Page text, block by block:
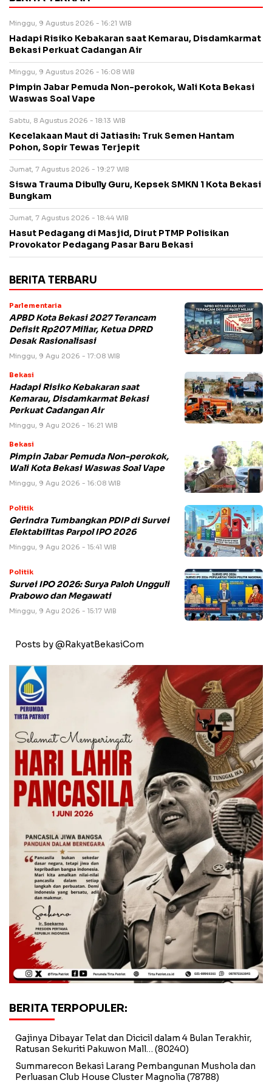
Minggu, 9 Agustus 2026 - 16:21 WIB
Hadapi Risiko Kebakaran saat Kemarau, Disdamkarmat
Bekasi Perkuat Cadangan Air
Minggu, 9 Agustus 2026 - 16:08 WIB
Pimpin Jabar Pemuda Non-perokok, Wali Kota Bekasi
Waswas Soal Vape
Sabtu, 8 Agustus 2026 - 18:13 WIB
Kecelakaan Maut di Jatiasih: Truk Semen Hantam
Pohon, Sopir Tewas Terjepit
Jumat, 7 Agustus 2026 - 19:27 WIB
Siswa Trauma Dibully Guru, Kepsek SMKN 1 Kota Bekasi
Bungkam
Jumat, 7 Agustus 2026 - 18:44 WIB
Hasut Pedagang di Masjid, Dirut PTMP Polisikan
Provokator Pedagang Pasar Baru Bekasi
BERITA TERBARU
Parlementaria
APBD Kota Bekasi 2027 Terancam
Defisit Rp207 Miliar, Ketua DPRD
Desak Rasionalisasi
Minggu, 9 Agu 2026 - 17:08 WIB
Bekasi
Hadapi Risiko Kebakaran saat
Kemarau, Disdamkarmat Bekasi
Perkuat Cadangan Air
Minggu, 9 Agu 2026 - 16:21 WIB
Bekasi
Pimpin Jabar Pemuda Non-perokok,
Wali Kota Bekasi Waswas Soal Vape
Minggu, 9 Agu 2026 - 16:08 WIB
Politik
Gerindra Tumbangkan PDIP di Survei
Elektabilitas Parpol IPO 2026
Minggu, 9 Agu 2026 - 15:41 WIB
Politik
Survei IPO 2026: Surya Paloh Ungguli
Prabowo dan Megawati
Minggu, 9 Agu 2026 - 15:17 WIB
Posts by @RakyatBekasiCom
BERITA TERPOPULER:
Gajinya Dibayar Telat dan Dicicil dalam 4 Bulan Terakhir,
Ratusan Sekuriti Pakuwon Mall… (80240)
Summarecon Bekasi Larang Pembangunan Mushola dan
Perluasan Club House Cluster Magnolia (78788)